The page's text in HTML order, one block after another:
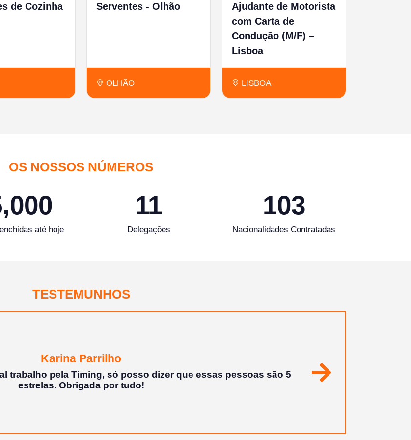
de Cozinha
Serventes - Olhão
OLHÃO
Ajudante de Motorista
com Carta de
Condução (M/F) –
Lisboa
LISBOA
OS NOSSOS NÚMEROS
até hoje
11
Delegações
103
Nacionalidades Contratadas
TESTEMUNHOS
Gomes | Housekeeping e mesas
Temporário de Portugal, não só com a atenção dos funcionários
também com a questão financeira... Sempre obtive o meu
atrasos.Obrigada Timing!Parabéns pelo lindo trabalho!
Seguinte